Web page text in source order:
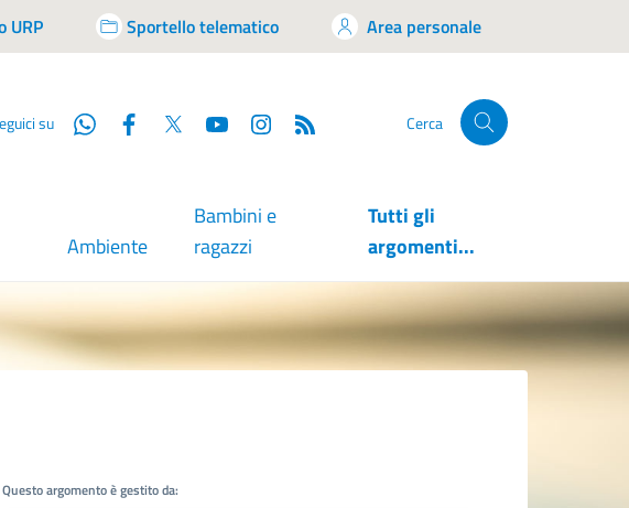
URP Sportello telematico Area personale
su WhatsappFacebook
Twitter YouTube Cerca
Ambiente
Bambini e
ragazzi
Tutti gli
argomenti...
Questo argomento è gestito da: